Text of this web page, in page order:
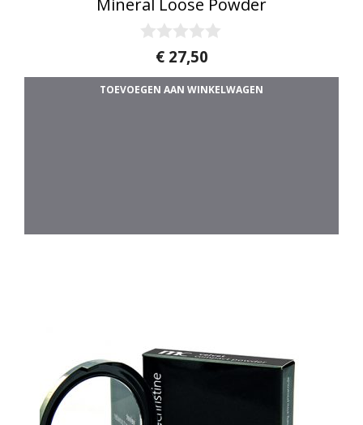
a
n
€27,50
TOEVOEGEN AAN WINKELWAGEN